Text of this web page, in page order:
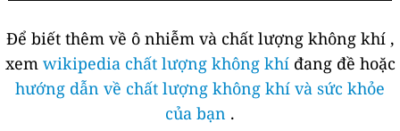
Để biết thêm về ô nhiễm và chất lượng không khí ,
xem wikipedia chất lượng không khíđang đề hoặc
hướng dẫn về chất lượng không khí và sức khỏe
của bạn .